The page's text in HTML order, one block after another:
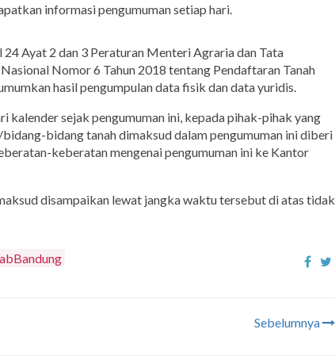
informasi pengumuman setiap hari.
Ayat 2 dan 3 Peraturan Menteri Agraria dan Tata
Nomor 6 Tahun 2018 tentang Pendaftaran Tanah
hasil pengumpulan data fisik dan data yuridis.
kalender sejak pengumuman ini, kepada pihak-pihak yang
bidang tanah dimaksud dalam pengumuman ini diberi
keberatan mengenai pengumuman ini ke Kantor
disampaikan lewat jangka waktu tersebut di atas tidak
Sebelumnya